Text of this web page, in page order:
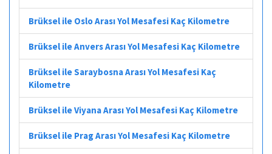
Brüksel ile Oslo Arası Yol Mesafesi Kaç Kilometre
Brüksel ile Anvers Arası Yol Mesafesi Kaç Kilometre
Brüksel ile Saraybosna Arası Yol Mesafesi Kaç
Kilometre
Brüksel ile Viyana Arası Yol Mesafesi Kaç Kilometre
Brüksel ile Prag Arası Yol Mesafesi Kaç Kilometre